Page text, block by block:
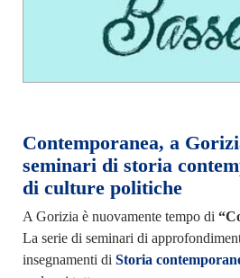
Contemporanea, a
seminari di storia
di culture politiche
A Gorizia è nuovamente tempo di
La serie di seminari di
insegnamenti di Storia